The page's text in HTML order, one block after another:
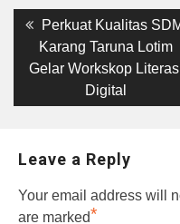
Post
navigation
Previous
post:
Perkuat Kualitas
Karang Taruna Lotim
Gelar Workskop
Digital
Leave a Reply
Your email address will
are marked*